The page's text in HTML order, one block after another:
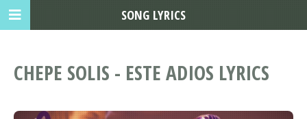
CHEPE SOLIS - ESTE ADIOS LYRICS
SONG LYRICS